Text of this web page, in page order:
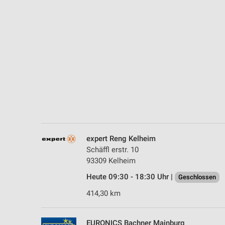
expert Reng Kelheim
Schäffl erstr. 10
93309 Kelheim
Heute 09:30 - 18:30 Uhr |
Geschlossen
414,30 km
EURONICS Bachner Mainburg
Nicht-IAB-Verarbeitungszwecke: